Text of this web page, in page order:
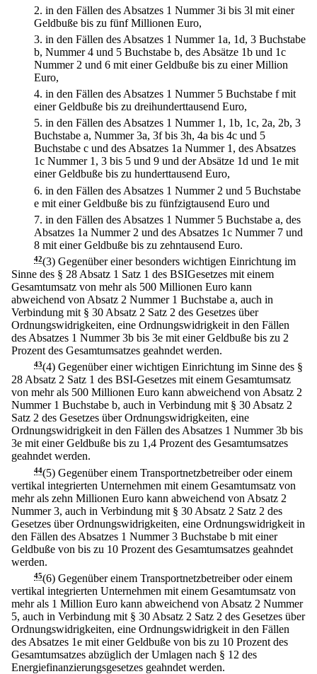
2. in den Fällen des Absatzes 1 Nummer 3i bis 3l mit einer
Geldbuße bis zu fünf Millionen Euro,
3. in den Fällen des Absatzes 1 Nummer 1a, 1d, 3 Buchstabe
b, Nummer 4 und 5 Buchstabe b, des Absätze 1b und 1c
Nummer 2 und 6 mit einer Geldbuße bis zu einer Million
Euro,
4. in den Fällen des Absatzes 1 Nummer 5 Buchstabe f mit
einer Geldbuße bis zu dreihunderttausend Euro,
5. in den Fällen des Absatzes 1 Nummer 1, 1b, 1c, 2a, 2b, 3
Buchstabe a, Nummer 3a, 3f bis 3h, 4a bis 4c und 5
Buchstabe c und des Absatzes 1a Nummer 1, des Absatzes
1c Nummer 1, 3 bis 5 und 9 und der Absätze 1d und 1e mit
einer Geldbuße bis zu hunderttausend Euro,
6. in den Fällen des Absatzes 1 Nummer 2 und 5 Buchstabe
e mit einer Geldbuße bis zu fünfzigtausend Euro und
7. in den Fällen des Absatzes 1 Nummer 5 Buchstabe a, des
Absatzes 1a Nummer 2 und des Absatzes 1c Nummer 7 und
8 mit einer Geldbuße bis zu zehntausend Euro.
42(3) Gegenüber einer besonders wichtigen Einrichtung im
Sinne des § 28 Absatz 1 Satz 1 des BSIGesetzes mit einem
Gesamtumsatz von mehr als 500 Millionen Euro kann
abweichend von Absatz 2 Nummer 1 Buchstabe a, auch in
Verbindung mit § 30 Absatz 2 Satz 2 des Gesetzes über
Ordnungswidrigkeiten, eine Ordnungswidrigkeit in den Fällen
des Absatzes 1 Nummer 3b bis 3e mit einer Geldbuße bis zu 2
Prozent des Gesamtumsatzes geahndet werden.
43(4) Gegenüber einer wichtigen Einrichtung im Sinne des §
28 Absatz 2 Satz 1 des BSI-Gesetzes mit einem Gesamtumsatz
von mehr als 500 Millionen Euro kann abweichend von Absatz 2
Nummer 1 Buchstabe b, auch in Verbindung mit § 30 Absatz 2
Satz 2 des Gesetzes über Ordnungswidrigkeiten, eine
Ordnungswidrigkeit in den Fällen des Absatzes 1 Nummer 3b bis
3e mit einer Geldbuße bis zu 1,4 Prozent des Gesamtumsatzes
geahndet werden.
44(5) Gegenüber einem Transportnetzbetreiber oder einem
vertikal integrierten Unternehmen mit einem Gesamtumsatz von
mehr als zehn Millionen Euro kann abweichend von Absatz 2
Nummer 3, auch in Verbindung mit § 30 Absatz 2 Satz 2 des
Gesetzes über Ordnungswidrigkeiten, eine Ordnungswidrigkeit in
den Fällen des Absatzes 1 Nummer 3 Buchstabe b mit einer
Geldbuße von bis zu 10 Prozent des Gesamtumsatzes geahndet
werden.
45(6) Gegenüber einem Transportnetzbetreiber oder einem
vertikal integrierten Unternehmen mit einem Gesamtumsatz von
mehr als 1 Million Euro kann abweichend von Absatz 2 Nummer
5, auch in Verbindung mit § 30 Absatz 2 Satz 2 des Gesetzes über
Ordnungswidrigkeiten, eine Ordnungswidrigkeit in den Fällen
des Absatzes 1e mit einer Geldbuße von bis zu 10 Prozent des
Gesamtumsatzes abzüglich der Umlagen nach § 12 des
Energiefinanzierungsgesetzes geahndet werden.